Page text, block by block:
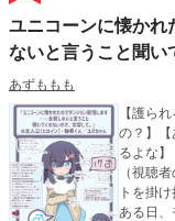
ユニコーンに懐か
ないと言うこと聞い
あずももも
【護ら
の？】【
るよな】
（視聴者の声より） ◆病
トを掛
ある日、